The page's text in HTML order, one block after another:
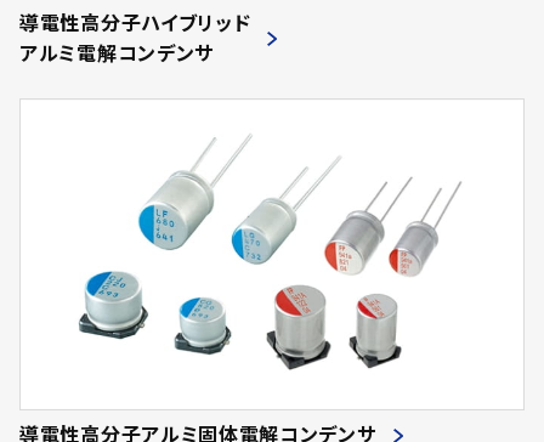
導電性高分子ハイブリッド
アルミ電解コンデンサ
導電性高分子アルミ固体電解コンデンサ